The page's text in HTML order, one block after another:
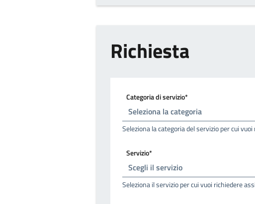
Richiesta
Categoria di servizio*
Seleziona la categoria del servizio per cui
Servizio*
Seleziona il servizio per cui vuoi richiedere